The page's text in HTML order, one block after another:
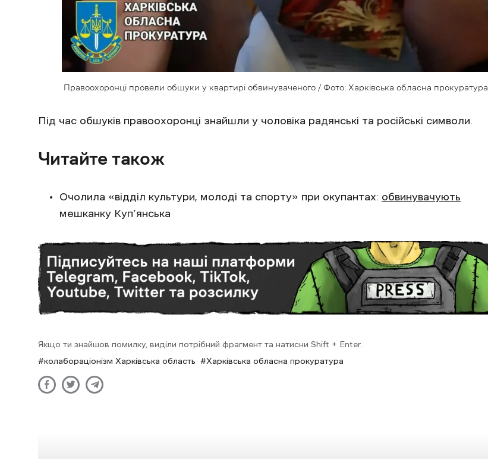
Правоохоронці провели обшуки у квартирі обвинуваченого / Фото: Харківська обласна прокуратура
Під час обшуків правоохоронці знайшли у чоловіка радянські та російські символи.
Читайте також
Очолила «відділ культури, молоді та спорту» при окупантах: обвинувачують
мешканку Куп’янська
Якщо ти знайшов помилку, виділи потрібний фрагмент та натисни Shift + Enter.
колабораціонізм Харківська область
Харківська обласна прокуратура